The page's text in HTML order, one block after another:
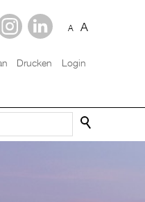
A A
Drucken Login